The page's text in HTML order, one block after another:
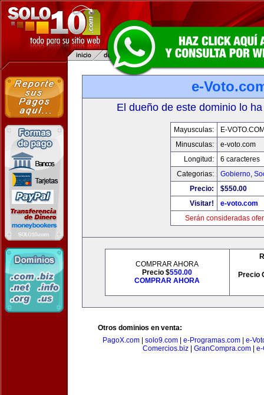
e-
El dueño de este dominio lo
Mayusculas:
E-
Minusculas:
e-voto.com
Longitud:
6 caracteres
Categorias:
Gobierno,
Precio:
$550.00
Visitar!
e-voto.com
Serán consideradas
COMPRAR AHORA
Precio $550.00
COMPRAR AHORA
Precio
Otros dominios en venta:
PagoX.com
solo9.com e-Programas.com
e-
Comercios.biz| GranCompra.com| e-